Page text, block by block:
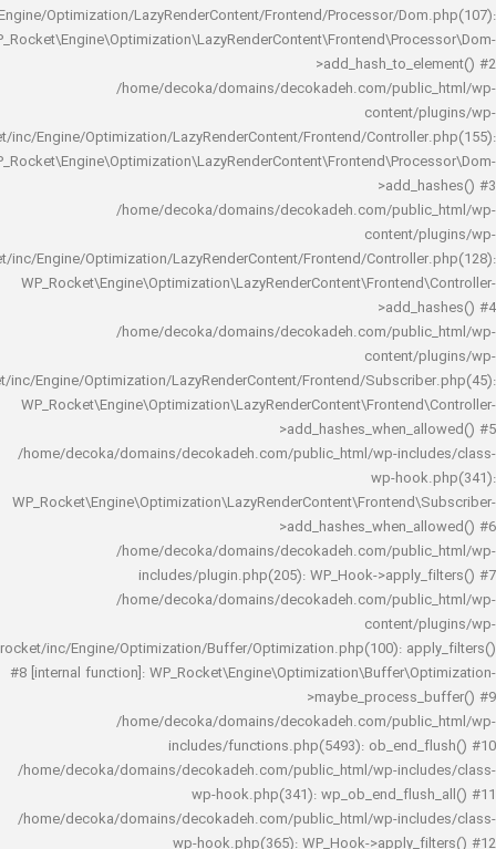
rocket/inc/Engine/Optimization/LazyRenderContent/Frontend/Processor/
/home/decoka/domains/decokadeh.com/
rocket/inc/Engine/Optimization/LazyRenderContent/Frontend/
/home/decoka/domains/decokadeh.com/
rocket/inc/Engine/Optimization/LazyRenderContent/Frontend/
/home/decoka/domains/decokadeh.com/
rocket/inc/Engine/Optimization/LazyRenderContent/Frontend/
/home/decoka/domains/decokadeh.com/public_html/wp-
wp-
/home/decoka/domains/decokadeh.com/
includes/plugin.php(205): WP_Hook-
/home/decoka/domains/decokadeh.com/
rocket/inc/Engine/Optimization/Buffer/Optimization.php(100):
#8 [internal function]:
/home/decoka/domains/decokadeh.com/
includes/functions.php(5493):
/home/decoka/domains/decokadeh.com/public_html/wp-
wp-hook.php(341):
/home/decoka/domains/decokadeh.com/public_html/wp-
wp-hook.php(365): WP_Hook-